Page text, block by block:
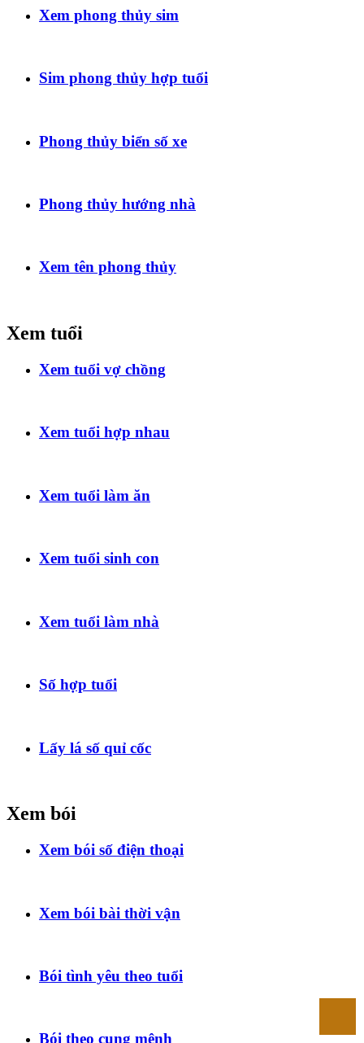
Xem phong thủy sim
Sim phong thủy hợp tuổi
Phong thủy biển số xe
Phong thủy hướng nhà
Xem tên phong thủy
Xem tuổi
Xem tuổi vợ chồng
Xem tuổi hợp nhau
Xem tuổi làm ăn
Xem tuổi sinh con
Xem tuổi làm nhà
Số hợp tuổi
Lấy lá số quỉ cốc
Xem bói
Xem bói số điện thoại
Xem bói bài thời vận
Bói tình yêu theo tuổi
Bói theo cung mệnh